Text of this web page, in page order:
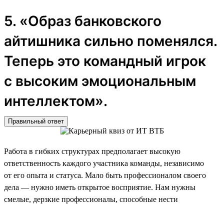
5. «Образ банковского
айтишника сильно поменялся.
Теперь это командный игрок
с высоким эмоциональным
интеллектом».
Правильный ответ
Работа в гибких структурах предполагает высокую
ответственность каждого участника команды, независимо
от его опыта и статуса. Мало быть профессионалом своего
дела — нужно иметь открытое восприятие. Нам нужны
смелые, дерзкие профессионалы, способные нести